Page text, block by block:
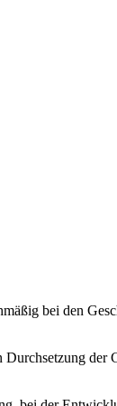
bei den
der